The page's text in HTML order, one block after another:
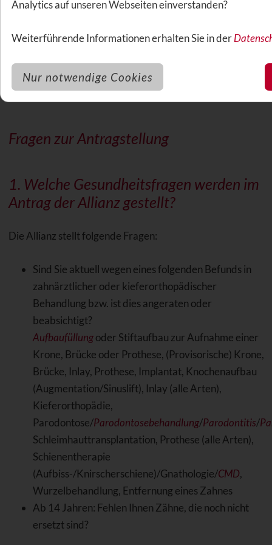
Fragen zur Antragstellung
1. Welche Gesundheitsfragen werden im
Antrag der Allianz gestellt?
Die Allianz stellt folgende Fragen:
Sind Sie aktuell wegen eines folgenden Befunds in
zahnärztlicher oder kieferorthopädischer
Behandlung bzw. ist dies angeraten oder
beabsichtigt?
Aufbaufüllungoder Stiftaufbau zur Aufnahme einer
Krone, Brücke oder Prothese, (Provisorische) Krone,
Brücke, Inlay, Prothese, Implantat, Knochenaufbau
(Augmentation/Sinuslift), Inlay (alle Arten),
Kieferorthopädie,
Parodontose/Parodontosebehandlung/Parodontitis/
Schleimhauttransplantation, Prothese (alle Arten),
Schienentherapie
(Aufbiss-/Knirscherschiene)/Gnathologie/CMD,
Wurzelbehandlung, Entfernung eines Zahnes
Ab 14 Jahren: Fehlen Ihnen Zähne, die noch nicht
ersetzt sind?
Analytics auf unseren Webseiten einverstanden?
Weiterführende Informationen erhalten Sie in der
Nur notwendige Cookies